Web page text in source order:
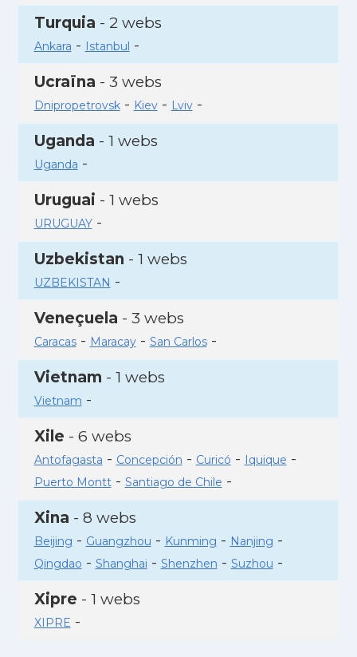
Turquia - 2 webs
Ankara - Istanbul -
Ucraïna - 3 webs
Dnipropetrovsk- Kiev- Lviv-
Uganda - 1 webs
Uganda -
Uruguai - 1 webs
URUGUAY-
Uzbekistan - 1 webs
UZBEKISTAN -
Veneçuela - 3 webs
Caracas- Maracay- San Carlos-
Vietnam - 1 webs
Vietnam -
Xile - 6 webs
Antofagasta - Concepción - Curicó - Iquique -
Puerto Montt- Santiago de Chile -
Xina - 8 webs
Beijing - Guangzhou - Kunming - Nanjing -
Qingdao - Shanghai - Shenzhen - Suzhou -
Xipre - 1 webs
XIPRE -